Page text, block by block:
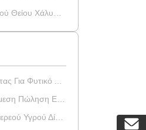
Οριζόντιο
Ζωικό Λάδι
Σε Φυγοκέντρωση
Δίσκου SS304